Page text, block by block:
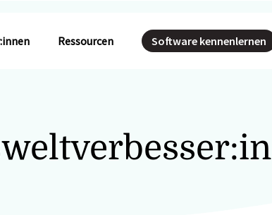
Ressourcen Software kennenlernen